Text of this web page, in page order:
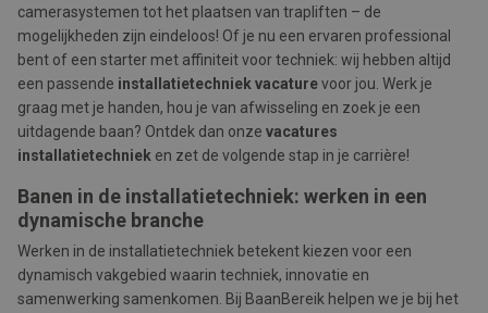
camerasystemen tot het plaatsen van trapliften – de
mogelijkheden zijn eindeloos! Of je nu een ervaren professional
bent of een starter met affiniteit voor techniek: wij hebben altijd
een passende installatietechniek vacaturevoor jou. Werk je
graag met je handen, hou je van afwisseling en zoek je een
uitdagende baan? Ontdek dan onze vacatures
installatietechniek en zet de volgende stap in je carrière!
Banen in de installatietechniek: werken in een
dynamische branche
Werken in de installatietechniek betekent kiezen voor een
dynamisch vakgebied waarin techniek, innovatie en
samenwerking samenkomen. Bij BaanBereik helpen we je bij het